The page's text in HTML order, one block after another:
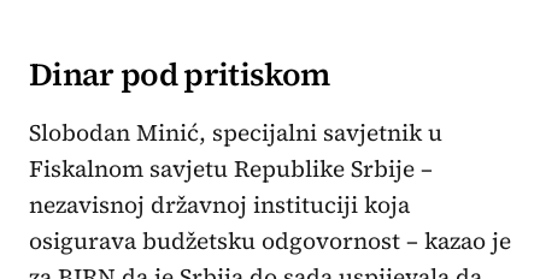
Dinar pod pritiskom
Slobodan Minić, specijalni savjetnik u
Fiskalnom savjetu Republike Srbije –
nezavisnoj državnoj instituciji koja
osigurava budžetsku odgovornost – kazao je